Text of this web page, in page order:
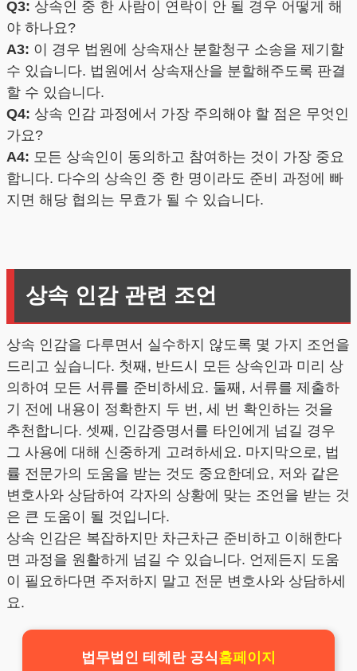
Q3: 상속인 중 한 사람이 연락이 안 될 경우 어떻게 해
야 하나요?
A3: 이 경우 법원에 상속재산 분할청구 소송을 제기할
수 있습니다. 법원에서 상속재산을 분할해주도록 판결
할 수 있습니다.
Q4: 상속 인감 과정에서 가장 주의해야 할 점은 무엇인
가요?
A4: 모든 상속인이 동의하고 참여하는 것이 가장 중요
합니다. 다수의 상속인 중 한 명이라도 준비 과정에 빠
지면 해당 협의는 무효가 될 수 있습니다.
상속 인감 관련 조언
상속 인감을 다루면서 실수하지 않도록 몇 가지 조언을
드리고 싶습니다. 첫째, 반드시 모든 상속인과 미리 상
의하여 모든 서류를 준비하세요. 둘째, 서류를 제출하
기 전에 내용이 정확한지 두 번, 세 번 확인하는 것을
추천합니다. 셋째, 인감증명서를 타인에게 넘길 경우
그 사용에 대해 신중하게 고려하세요. 마지막으로, 법
률 전문가의 도움을 받는 것도 중요한데요, 저와 같은
변호사와 상담하여 각자의 상황에 맞는 조언을 받는 것
은 큰 도움이 될 것입니다.
상속 인감은 복잡하지만 차근차근 준비하고 이해한다
면 과정을 원활하게 넘길 수 있습니다. 언제든지 도움
이 필요하다면 주저하지 말고 전문 변호사와 상담하세
요.
법무법인 테헤란 공식홈페이지